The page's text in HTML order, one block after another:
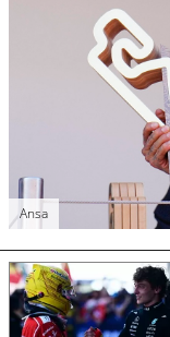
Ansa